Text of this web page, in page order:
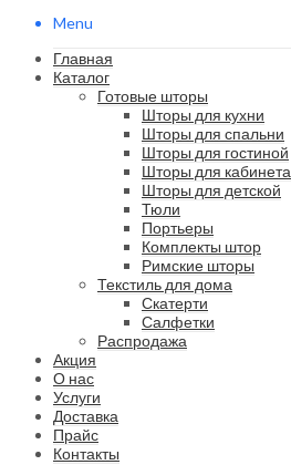
Menu
Главная
Каталог
Готовые шторы
Шторы для кухни
Шторы для спальни
Шторы для гостиной
Шторы для кабинета
Шторы для детской
Тюли
Портьеры
Комплекты штор
Римские шторы
Текстиль для дома
Скатерти
Салфетки
Распродажа
Акция
О нас
Услуги
Доставка
Прайс
Контакты